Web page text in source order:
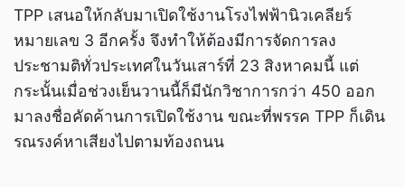
TPP เสนอให้กลับมาเปิดใช้งานโรงไฟฟ้านิวเคลียร์
หมายเลข 3 อีกครั้ง จึงทำให้ต้องมีการจัดการลง
ประชามติทั่วประเทศในวันเสาร์ที่ 23 สิงหาคมนี้ แต่
กระนั้นเมื่อช่วงเย็นวานนี้ก็มีนักวิชาการกว่า 450 ออก
มาลงชื่อคัดค้านการเปิดใช้งาน ขณะที่พรรค TPP ก็เดิน
รณรงค์หาเสียงไปตามท้องถนน